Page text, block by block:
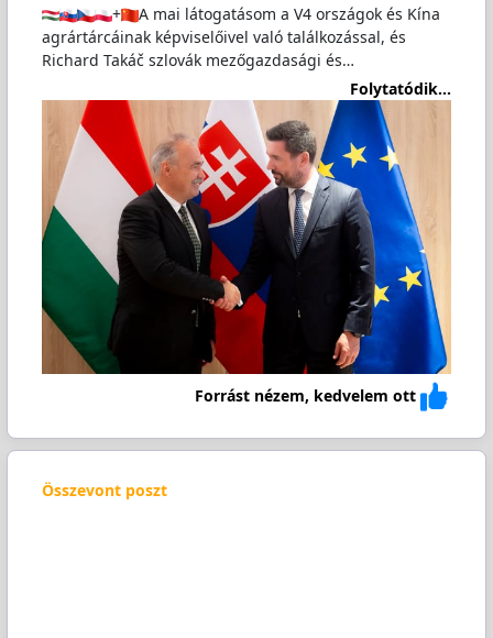
+
A mai látogatásom a V4 országok és Kína
agrártárcáinak képviselőivel való találkozással, és
Richard Takáč szlovák mezőgazdasági és…
Folytatódik...
Forrást nézem, kedvelem ott
Összevont poszt